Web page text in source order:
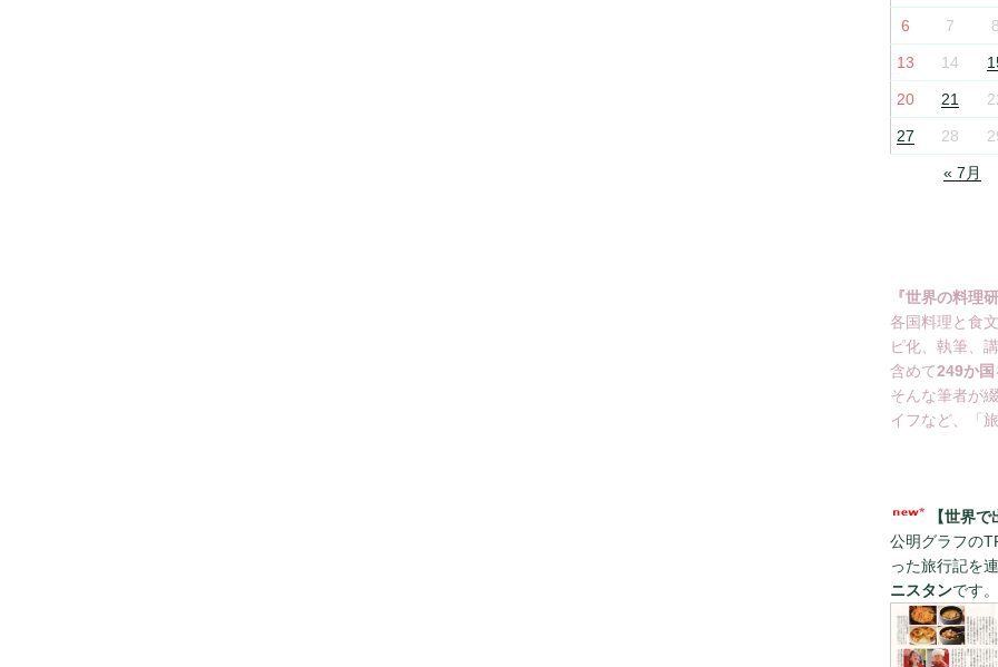
6 7 8
13 14
20 21
27 28
« 7月
『世界の料理
各国料理と食
ピ化、執筆、
含めて249か国
そんな筆者が
イフなど、「
【世界
公明グラフの
った旅行記を
ニスタンです。